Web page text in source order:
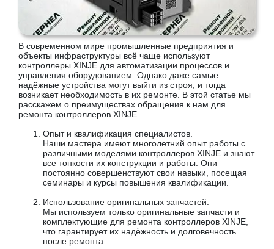
В современном мире промышленные предприятия и
объекты инфраструктуры всё чаще используют
контроллеры XINJE для автоматизации процессов и
управления оборудованием. Однако даже самые
надёжные устройства могут выйти из строя, и тогда
возникает необходимость в их ремонте. В этой статье мы
расскажем о преимуществах обращения к нам для
ремонта контроллеров XINJE.
Опыт и квалификация специалистов.
Наши мастера имеют многолетний опыт работы с
различными моделями контроллеров XINJE и знают
все тонкости их конструкции и работы. Они
постоянно совершенствуют свои навыки, посещая
семинары и курсы повышения квалификации.
Использование оригинальных запчастей.
Мы используем только оригинальные запчасти и
комплектующие для ремонта контроллеров XINJE,
что гарантирует их надёжность и долговечность
после ремонта.